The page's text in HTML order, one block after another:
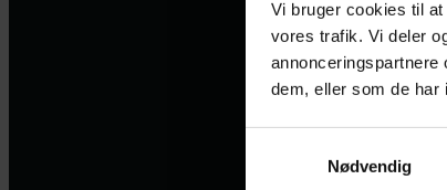
Vi bruger cookies til
vores trafik. Vi deler
annonceringspartnere
dem, eller som de har
Nødvendig